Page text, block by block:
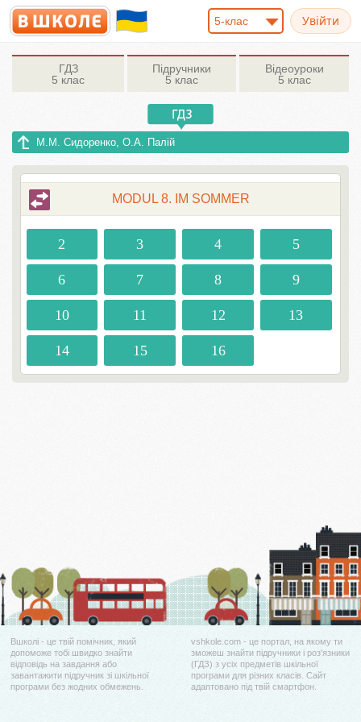
5-клас
ГДЗ
5 клас
Підручники
5 клас
Відеоуроки
5 клас
М.М. Сидоренко, О.А. Палій
MODUL 8. IM SOMMER
2 3 4 5
6 7 8 9
10 11 12 13
14 15 16
Вшколі - це твій помічник, який
допоможе тобі швидко знайти
відповідь на завдання або
завантажити підручник зі шкільної
програми без жодних обмежень.
vshkole.com - це портал, на якому ти
зможеш знайти підручники і роз'язники
(ГДЗ) з усіх предметів шкільної
програми для різних класів. Сайт
адаптовано під твій смартфон.